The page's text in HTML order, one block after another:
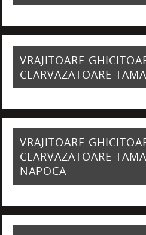
VRAJITOARE
CLARVAZATOARE
VRAJITOARE
CLARVAZATOARE
NAPOCA